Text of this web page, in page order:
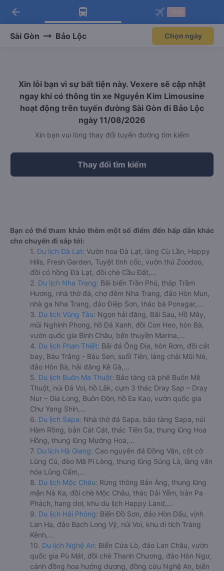
Tải app Vexere ngay!
Nhận ưu đãi thành viên độc
Mở app
Tải app Vexere
-30k/ghế khi đặt vé máy bay qua
Mở app
arrow_back
Sài Gòn Bảo Lộc Chọn ngày
Xin lỗi bạn vì sự bất tiện này. Vexere sẽ cập nhật
ngay khi có thông tin xe Nguyễn Kim Limousine
hoạt động trên tuyến đường Sài Gòn đi Bảo Lộc
ngày 11/08/2026
Xin bạn vui lòng thay đổi tuyến đường tìm kiếm
Thay đổi tìm kiếm
Bạn có thể tham khảo thêm một số điểm đến hấp dẫn khác
cho chuyến đi sắp tới:
1. Du lịch Đà Lạt: Vườn hoa Đà Lạt, làng Cù Lần, Happy
Hills, Fresh Garden, Tuyệt tình cốc, vườn thú Zoodoo,
đồi cỏ hồng Đà Lạt, đồi chè Cầu Đất,...
2. Du lịch Nha Trang: Bãi biển Trần Phú, tháp Trầm
Hương, nhà thờ đá, chợ đêm Nha Trang, đảo Hòn Mun,
nhà ga Nha Trang, đảo Điệp Sơn, thác bà Ponagar,...
3. Du lịch Vũng Tàu: Ngọn hải đăng, Bãi Sau, Hồ Mây,
mũi Nghinh Phong, hồ Đá Xanh, đồi Con Heo, hòn Bà,
vườn quốc gia Bình Châu, bến thuyền Marina,...
4. Du lịch Phan Thiết: Bãi đá Ông Địa, hòn Rơm, đồi cát
bay, Bàu Trắng - Bàu Sen, suối Tiên, làng chài Mũi Né,
đảo Hòn Bà, hải đăng Kê Gà,...
5. Du lịch Buôn Ma Thuột: Bảo tàng cà phê Buôn Mê
Thuột, núi Đá Voi, hồ Lắk, cụm 3 thác Dray Sap – Dray
Nur – Gia Long, Buôn Đôn, hồ Ea Kao, vườn quốc gia
Chư Yang Shin,...
6. Du lịch Sapa: Nhà thờ đá Sapa, bảo tàng Sapa, núi
Hàm Rồng, bản Cát Cát, thác Tiên Sa, thung lũng Hoa
Hồng, thung lũng Mường Hoa,...
7. Du lịch Hà Giang: Cao nguyên đá Đồng Văn, cột cờ
Lũng Cú, đèo Mã Pí Lèng, thung lũng Sủng Là, làng văn
hóa Lũng Cẩm,...
8. Du lịch Mộc Châu: Rừng thông Bản Áng, thung lũng
mận Nà Ka, đồi chè Mộc Châu, thác Dải Yếm, bản Pa
Phách, hang dơi, khu du lịch Happy Land,...
9. Du lịch Hải Phòng: Biển Đồ Sơn, đảo Hòn Dấu, vịnh
Lan Hạ, đảo Bạch Long Vỹ, núi Voi, khu di tích Tràng
Kênh,...
10. Du lịch Nghệ An: Biển Cửa Lò, đảo Lan Châu, vườn
quốc gia Pù Mát, đồi chè Thanh Chương, đảo Hòn Ngư,
cánh đồng hoa hướng dương, đồng cừu Nghệ An, biển